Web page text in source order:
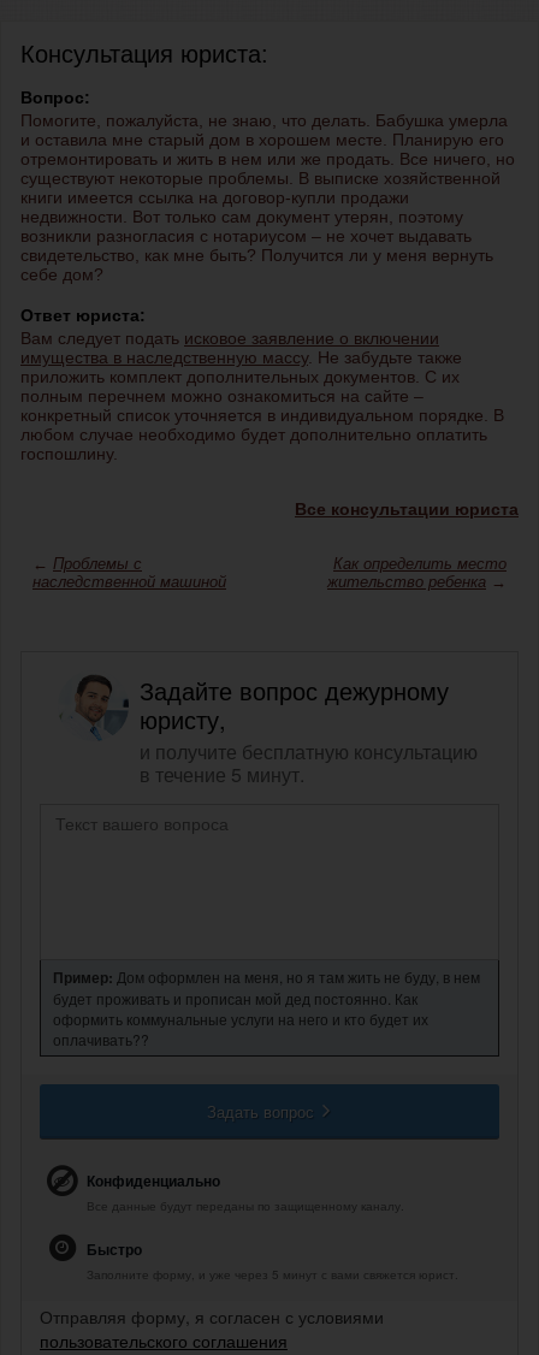
Консультация юриста:
Вопрос:
Помогите, пожалуйста, не знаю, что делать. Бабушка умерла
и оставила мне старый дом в хорошем месте. Планирую его
отремонтировать и жить в нем или же продать. Все ничего, но
существуют некоторые проблемы. В выписке хозяйственной
книги имеется ссылка на договор-купли продажи
недвижности. Вот только сам документ утерян, поэтому
возникли разногласия с нотариусом – не хочет выдавать
свидетельство, как мне быть? Получится ли у меня вернуть
себе дом?
Ответ юриста:
Вам следует подать исковое заявление о включении
имущества в наследственную массу. Не забудьте также
приложить комплект дополнительных документов. С их
полным перечнем можно ознакомиться на сайте –
конкретный список уточняется в индивидуальном порядке. В
любом случае необходимо будет дополнительно оплатить
госпошлину.
Все консультации юриста
← Проблемы с
наследственной машиной
Как определить место
жительство ребенка →
Задайте вопрос дежурному
юристу,
и получите бесплатную консультацию
в течение 5 минут.
Пример: Дом оформлен на меня, но я там жить не буду, в нем
будет проживать и прописан мой дед постоянно. Как
оформить коммунальные услуги на него и кто будет их
оплачивать??
Задать вопрос
Конфиденциально
Все данные будут переданы по защищенному каналу.
Быстро
Заполните форму, и уже через 5 минут с вами свяжется юрист.
Отправляя форму, я согласен с условиями
пользовательского соглашения